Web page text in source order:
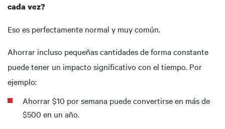
cada vez?
Eso es perfectamente normal y muy común.
Ahorrar incluso pequeñas cantidades de forma constante
puede tener un impacto significativo con el tiempo. Por
ejemplo:
Ahorrar $10 por semana puede convertirse en más de
$500 en un año.